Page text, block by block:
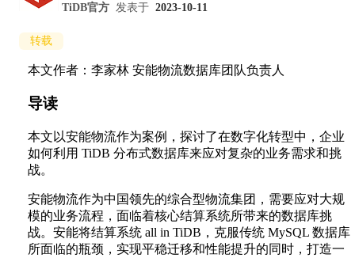
TiDB官方 发表于 2023-10-11
转载
本文作者：李家林 安能物流数据库团队负责人
导读
本文以安能物流作为案例，探讨了在数字化转型中，企业
如何利用 TiDB 分布式数据库来应对复杂的业务需求和挑
战。
安能物流作为中国领先的综合型物流集团，需要应对大规
模的业务流程，面临着核心结算系统所带来的数据库挑
战。安能将结算系统 all in TiDB，克服传统 MySQL 数据库
所面临的瓶颈，实现平稳迁移和性能提升的同时，打造一